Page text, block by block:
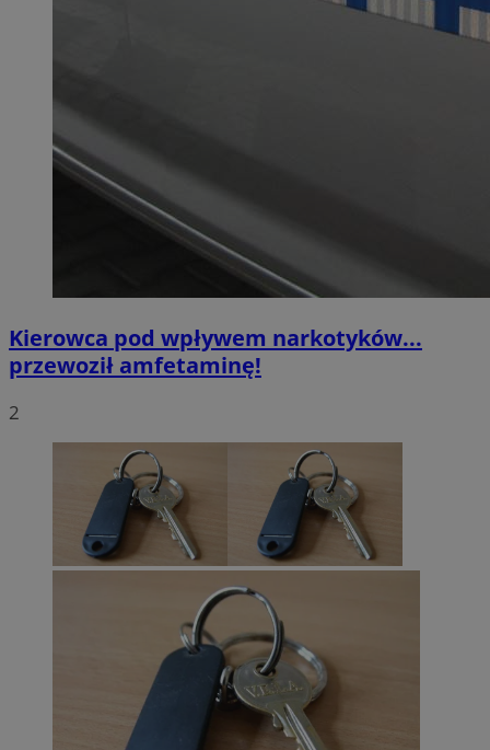
Kierowca pod wpływem narkotyków...
przewoził amfetaminę!
2